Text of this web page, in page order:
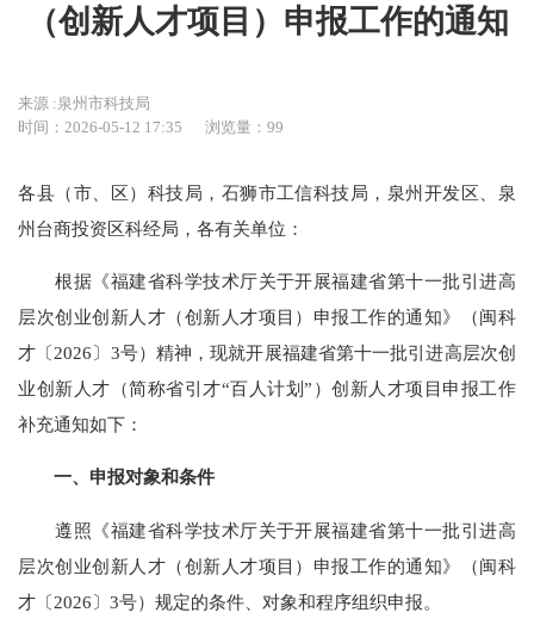
（创新人才项目）申报工作的通知
来源 :泉州市科技局
时间：2026-05-12 17:35
浏览量：99
各县（市、区）科技局，石狮市工信科技局，泉州开发区、泉
州台商投资区科经局，各有关单位：
根据《福建省科学技术厅关于开展福建省第十一批引进高
层次创业创新人才（创新人才项目）申报工作的通知》（闽科
才〔2026〕3号）精神，现就开展福建省第十一批引进高层次创
业创新人才（简称省引才“百人计划”）创新人才项目申报工作
补充通知如下：
一、申报对象和条件
遵照《福建省科学技术厅关于开展福建省第十一批引进高
层次创业创新人才（创新人才项目）申报工作的通知》（闽科
才〔2026〕3号）规定的条件、对象和程序组织申报。